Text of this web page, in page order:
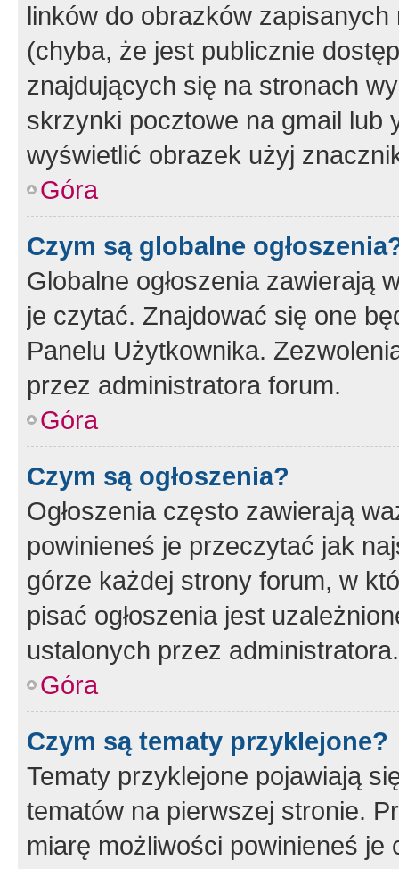
linków do obrazków
(chyba, że jest publicznie
znajdujących się na stronach
skrzynki pocztowe na gmail lub
wyświetlić obrazek użyj
Góra
Czym są globalne
Globalne ogłoszenia zawierają
je czytać. Znajdować się one
Panelu Użytkownika.
przez administratora forum.
Góra
Czym są ogłoszenia?
Ogłoszenia często zawierają
powinieneś je przeczytać jak
górze każdej strony forum, w
pisać ogłoszenia jest
ustalonych przez administratora.
Góra
Czym są tematy przyklejone?
Tematy przyklejone pojawiają
tematów na pierwszej stronie.
miarę możliwości powinieneś je